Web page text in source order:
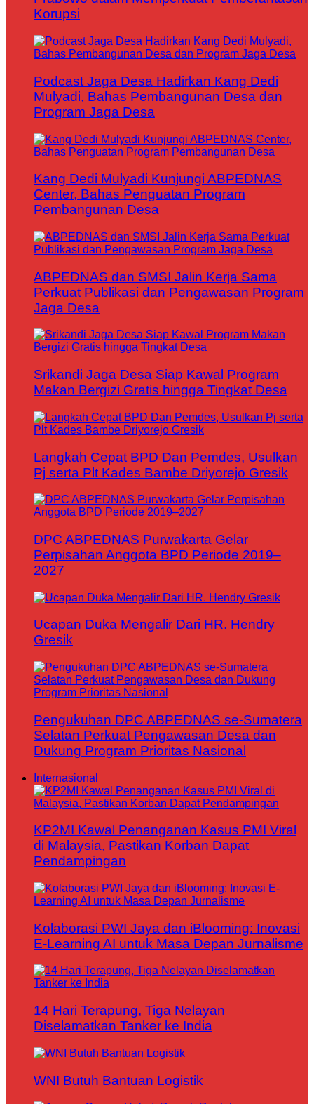
Korupsi
Podcast Jaga Desa Hadirkan Kang Dedi
Mulyadi, Bahas Pembangunan Desa dan
Program Jaga Desa
Kang Dedi Mulyadi Kunjungi ABPEDNAS
Center, Bahas Penguatan Program
Pembangunan Desa
ABPEDNAS dan SMSI Jalin Kerja Sama
Perkuat Publikasi dan Pengawasan Program
Jaga Desa
Srikandi Jaga Desa Siap Kawal Program
Makan Bergizi Gratis hingga Tingkat Desa
Langkah Cepat BPD Dan Pemdes, Usulkan
Pj serta Plt Kades Bambe Driyorejo Gresik
DPC ABPEDNAS Purwakarta Gelar
Perpisahan Anggota BPD Periode 2019–
2027
Ucapan Duka Mengalir Dari HR. Hendry
Gresik
Pengukuhan DPC ABPEDNAS se-Sumatera
Selatan Perkuat Pengawasan Desa dan
Dukung Program Prioritas Nasional
Internasional
KP2MI Kawal Penanganan Kasus PMI Viral
di Malaysia, Pastikan Korban Dapat
Pendampingan
Kolaborasi PWI Jaya dan iBlooming: Inovasi
E-Learning AI untuk Masa Depan Jurnalisme
14 Hari Terapung, Tiga Nelayan
Diselamatkan Tanker ke India
WNI Butuh Bantuan Logistik